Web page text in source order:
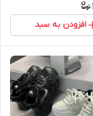
افزودن به سبد